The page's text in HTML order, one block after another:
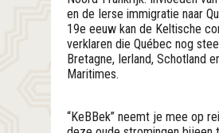
en de Ierse immigratie naar
19e eeuw kan de Keltische
verklaren die Québec nog
Bretagne, Ierland, Schotland
Maritimes.
“KeBBek” neemt je mee op